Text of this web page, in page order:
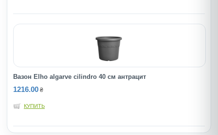
Вазон Elho algarve cilindro 40 см антрацит
1216.00 ₴
КУПИТЬ